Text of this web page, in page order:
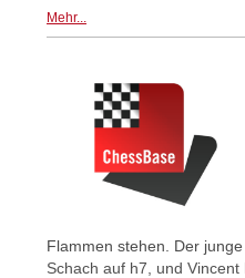
Mehr...
Flammen stehen. Der
Schach auf h7, und